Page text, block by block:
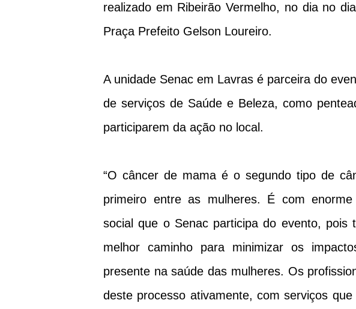
realizado em Ribeirão Vermelho, no dia no
Praça Prefeito Gelson Loureiro.
A unidade Senac em Lavras é parceira do
de serviços de Saúde e Beleza, como
participarem da ação no local.
“O câncer de mama é o segundo tipo de
primeiro entre as mulheres. É com
social que o Senac participa do evento,
melhor caminho para minimizar os
presente na saúde das mulheres. Os
deste processo ativamente, com serviços